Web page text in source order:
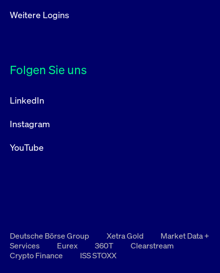
Weitere Logins
Folgen Sie uns
LinkedIn
Instagram
YouTube
Deutsche Börse Group Xetra Gold
Market Data +
Services
Eurex 360T
Clearstream
Crypto Finance
ISS STOXX